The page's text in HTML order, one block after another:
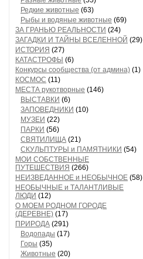
Редкие животные (63)
Рыбы и водяные животные (69)
ЗА ГРАНЬЮ РЕАЛЬНОСТИ (24)
ЗАГАДКИ И ТАЙНЫ ВСЕЛЕННОЙ (29)
ИСТОРИЯ (27)
КАТАСТРОФЫ (6)
Конкурсы сообщества (от админа) (1)
КОСМОС (11)
МЕСТА рукотворные (146)
ВЫСТАВКИ (6)
ЗАПОВЕДНИКИ (10)
МУЗЕИ (22)
ПАРКИ (56)
СВЯТИЛИЩА (21)
СКУЛЬПТУРЫ и ПАМЯТНИКИ (54)
МОИ СОБСТВЕННЫЕ
ПУТЕШЕСТВИЯ (266)
НЕИЗВЕДАННОЕ и НЕОБЫЧНОЕ (58)
НЕОБЫЧНЫЕ и ТАЛАНТЛИВЫЕ
ЛЮДИ (12)
О МОЕМ РОДНОМ ГОРОДЕ
(ДЕРЕВНЕ) (17)
ПРИРОДА (291)
Водопады (17)
Горы (35)
Животные (20)